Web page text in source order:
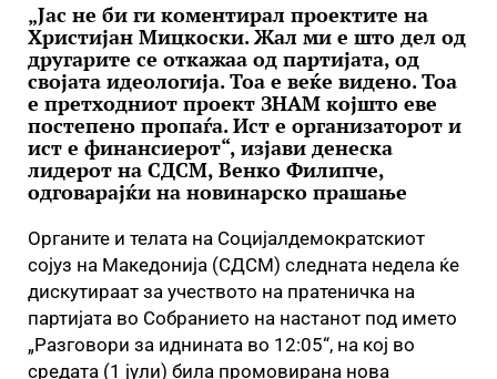
„Јас не би ги коментирал проектите на
Христијан Мицкоски. Жал ми е што дел од
другарите се откажаа од партијата, од
својата идеологија. Тоа е веќе видено. Тоа
е претходниот проект ЗНАМ којшто еве
постепено пропаѓа. Ист е организаторот и
ист е финансиерот“, изјави денеска
лидерот на СДСМ, Венко Филипче,
одговарајќи на новинарско прашање
Органите и телата на Социјалдемократскиот
сојуз на Македонија (СДСМ) следната недела ќе
дискутираат за учеството на пратеничка на
партијата во Собранието на настанот под името
„Разговори за иднината во 12:05“, на кој во
средата (1 јули) била промовирана нова